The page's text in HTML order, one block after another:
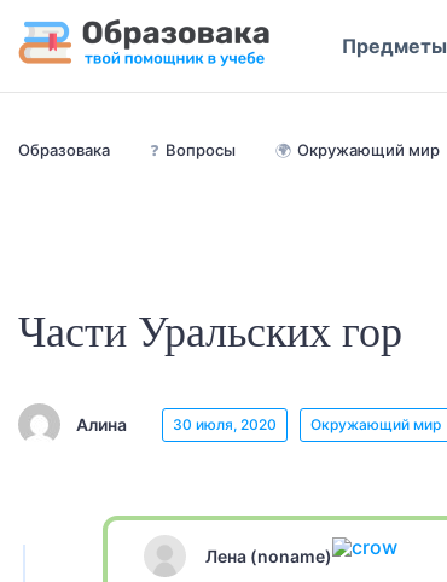
Образовака ❓ Вопросы 🌍 Окружающий мир
Части Уральских гор
Алина 30 июля, 2020 Окружающий мир
Лена (noname)
Предметы